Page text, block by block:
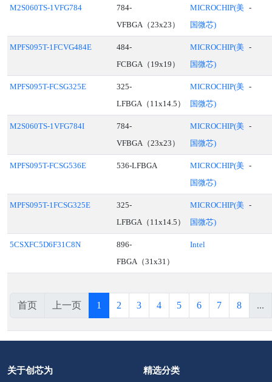
M2S060TS-1VFG784
784-
VFBGA（23x23）
MICROCHIP(美
国微芯)
-
MPFS095T-1FCVG484E
484-
FCBGA（19x19）
MICROCHIP(美
国微芯)
-
MPFS095T-FCSG325E
325-
LFBGA（11x14.5）
MICROCHIP(美
国微芯)
-
M2S060TS-1VFG784I
784-
VFBGA（23x23）
MICROCHIP(美
国微芯)
-
MPFS095T-FCSG536E 536-LFBGA
MICROCHIP(美
国微芯)
-
MPFS095T-1FCSG325E
325-
LFBGA（11x14.5）
MICROCHIP(美
国微芯)
-
5CSXFC5D6F31C8N
896-
FBGA（31x31）
Intel
首页 上一页 1 2 3 4 5 6 7 8 ...
关于创芯为 精选分类